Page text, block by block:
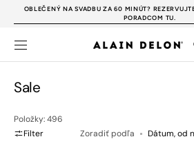
PREJSŤ NA
OBLEČENÝ NA SVADBU ZA 60 MINÚT?
PORADCOM TU.
Kategória:
Sale
Položky: 496
Filter
Zoradiť podľa